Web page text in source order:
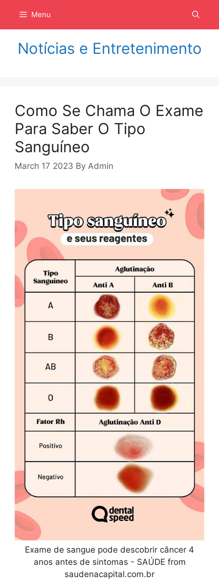
isi
Menu
Notícias e Entretenimento
Como Se Chama O Exame
Para Saber O Tipo
Sanguíneo
March 17 2023 By Admin
Exame de sangue pode descobrir câncer 4
anos antes de sintomas - SAÚDE from
saudenacapital.com.br